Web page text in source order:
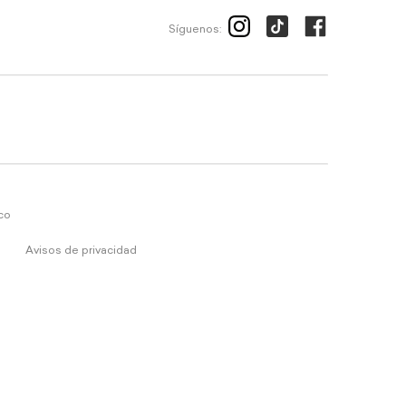
Síguenos:
Avisos de privacidad